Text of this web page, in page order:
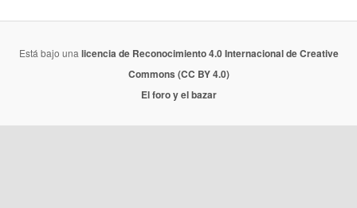
Está bajo una licencia de Reconocimiento 4.0 Internacional de Creative
Commons (CC BY 4.0)
El foro y el bazar